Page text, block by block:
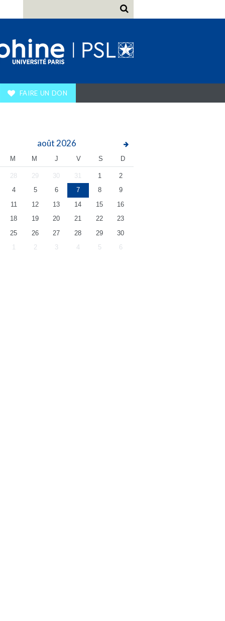
FAIRE UN DON
août 2026
M M J V S D
28 29 30 31 1
2
4 5 6 7 8
9
11 12 13 14 15
16
18 19 20 21 22
23
25 26 27 28 29
30
1 2 3 4 5 6